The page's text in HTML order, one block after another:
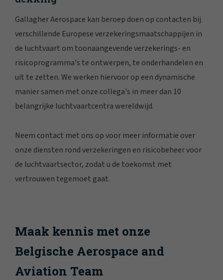
Gallagher Aerospace kan beroep doen op contacten bij
verschillende Europese verzekeringsmaatschappijen in
de luchtvaart om toonaangevende verzekerings- en
risicoprogramma's te ontwerpen, te onderhandelen en
uit te zetten. We werken hiervoor op een dynamische
manier samen met onze collega's in meer dan 10
belangrijke luchtvaartcentra wereldwijd.
Neem contact met ons op voor meer informatie over
onze diensten rond verzekeringen en risicobeheer voor
de luchtvaartsector, zodat u de toekomst met
vertrouwen tegemoet gaat.
Maak kennis met onze
Belgische Aerospace and
Aviation Team